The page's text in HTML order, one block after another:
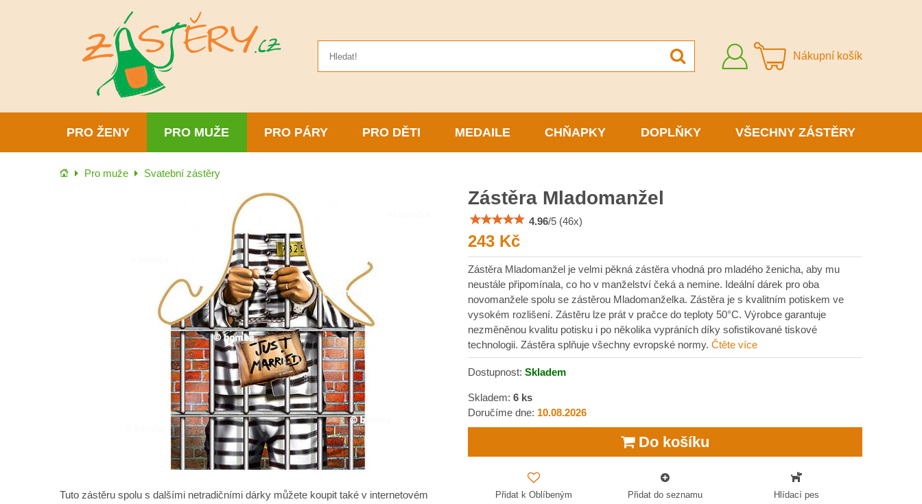
Přihlásit
se
Nákupní košík
PRO ŽENY PRO MUŽE PRO PÁRY PRO DĚTI MEDAILE CHŇAPKY DOPLŇKY VŠECHNY ZÁSTĚRY
Úvod Pro muže Svatební zástěry
Tuto zástěru spolu s dalšími netradičními dárky můžete koupit také v internetovém
Zástěra Mladomanžel
4.96/5 (46x)
243 Kč
Zástěra Mladomanžel je velmi pěkná zástěra vhodná pro mladého ženicha, aby mu
neustále připomínala, co ho v manželství čeká a nemine. Ideální dárek pro oba
novomanžele spolu se zástěrou Mladomanželka. Zástěra je s kvalitním potiskem ve
vysokém rozlišení. Zástěru lze prát v pračce do teploty 50°C. Výrobce garantuje
nezměněnou kvalitu potisku i po několika vypráních díky sofistikované tiskové
technologii. Zástěra splňuje všechny evropské normy. Čtěte více
Dostupnost: Skladem
Skladem: 6 ks
Doručíme dne: 10.08.2026
Do košíku
Přidat k Oblíbeným Přidat do seznamu Hlídací pes